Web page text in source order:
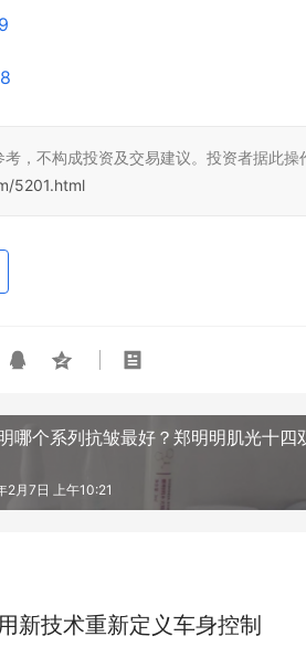
，不构成投资及交易建议。投资者据此操
5201.html
哪个系列抗皱最好？郑明明肌光十四
2月7日 上午10:21
新技术重新定义车身控制